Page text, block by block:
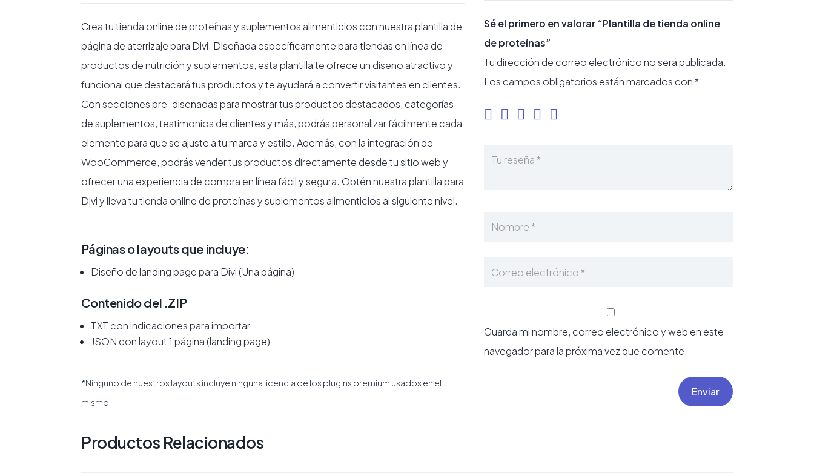
Crea tu tienda online de proteínas y suplementos alimenticios con nuestra plantilla de
página de aterrizaje para Divi. Diseñada específicamente para tiendas en línea de
productos de nutrición y suplementos, esta plantilla te ofrece un diseño atractivo y
funcional que destacará tus productos y te ayudará a convertir visitantes en clientes.
Con secciones pre-diseñadas para mostrar tus productos destacados, categorías
de suplementos, testimonios de clientes y más, podrás personalizar fácilmente cada
elemento para que se ajuste a tu marca y estilo. Además, con la integración de
WooCommerce, podrás vender tus productos directamente desde tu sitio web y
ofrecer una experiencia de compra en línea fácil y segura. Obtén nuestra plantilla para
Divi y lleva tu tienda online de proteínas y suplementos alimenticios al siguiente nivel.
Páginas o layouts que incluye:
Diseño de landing page para Divi (Una página)
Contenido del .ZIP
TXT con indicaciones para importar
JSON con layout 1 página (landing page)
*Ninguno de nuestros layouts incluye ninguna licencia de los plugins premium usados en el
mismo
Sé el primero en valorar “Plantilla de tienda online
de proteínas”
Tu dirección de correo electrónico no será publicada.
Los campos obligatorios están marcados con*
Guarda mi nombre, correo electrónico y web en este
navegador para la próxima vez que comente.
Enviar
Productos Relacionados